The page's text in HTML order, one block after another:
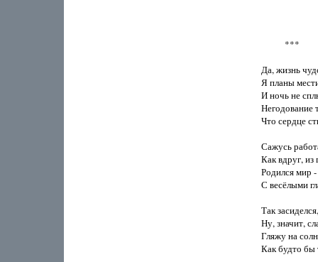
           ***
Да, жизнь
Я планы
И ночь не
Негодование
Что сердце
Сажусь
Как вдруг,
Родился мир
С весёлыми
Так
Ну, значит,
Гляжу на
Как будто бы